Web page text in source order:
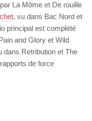
La Môme et De rouille
, vu dans Bac Nord et
principal est complété
and Glory et Wild
dans Retribution et The
de force